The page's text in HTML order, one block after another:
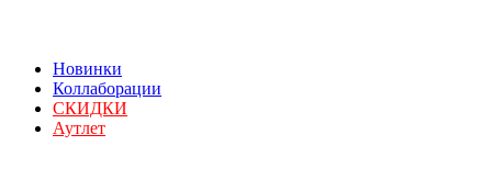
Новинки
Коллаборации
СКИДКИ
Аутлет